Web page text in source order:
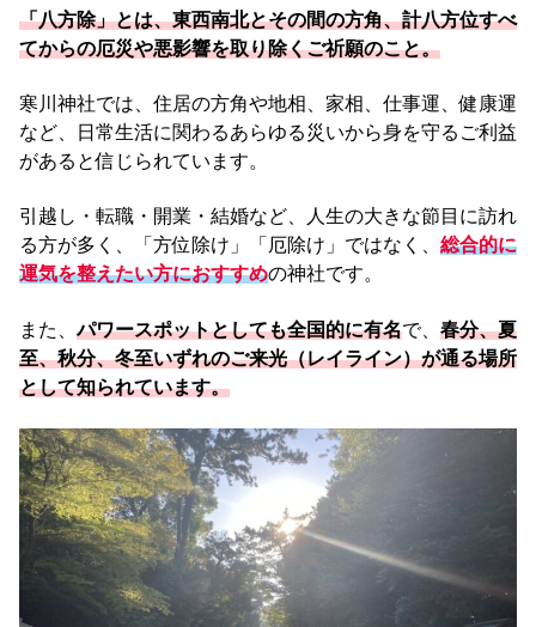
「八方除」とは、東西南北とその間の方角、計八方位すべ
てからの厄災や悪影響を取り除くご祈願のこと。
寒川神社では、住居の方角や地相、家相、仕事運、健康運
など、日常生活に関わるあらゆる災いから身を守るご利益
があると信じられています。
引越し・転職・開業・結婚など、人生の大きな節目に訪れ
る方が多く、「方位除け」「厄除け」ではなく、 総合的に
運気を整えたい方におすすめの神社です。
また、パワースポットとしても全国的に有名で、 春分、夏
至、秋分、冬至いずれのご来光（レイライン）が通る場所
として知られています。